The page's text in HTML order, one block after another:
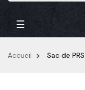
Basculer
la
☰
Accueil Sac de